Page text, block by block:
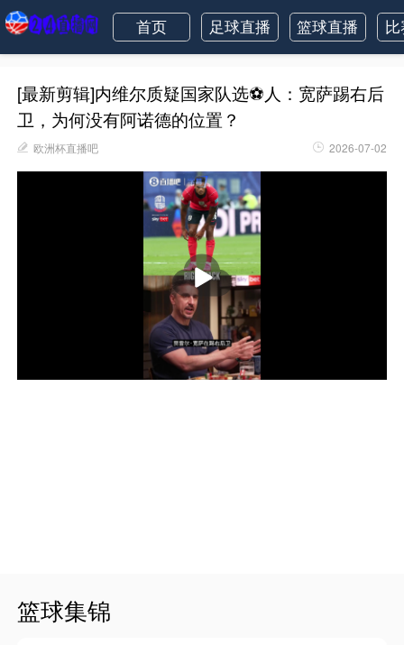
首页 足球直播 篮球直播
[最新剪辑]内维尔质疑国家队选⚽人：宽萨踢右后
卫，为何没有阿诺德的位置？
欧洲杯直播吧 2026-07-02
篮球集锦